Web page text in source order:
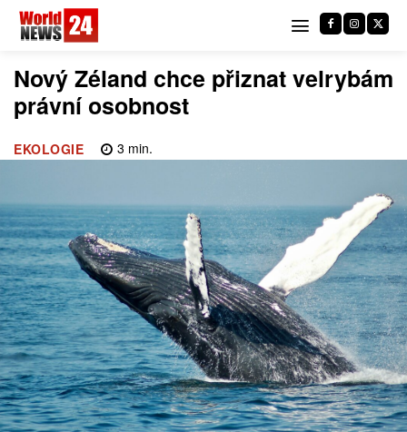
Nový Zéland chce přiznat velrybám
právní osobnost
EKOLOGIE 3 min.